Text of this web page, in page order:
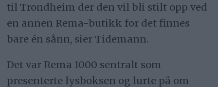
til Trondheim der den vil bli stilt opp ved
en annen Rema-butikk for det finnes
bare én sånn, sier Tidemann.
Det var Rema 1000 sentralt som
presenterte lysboksen og lurte på om